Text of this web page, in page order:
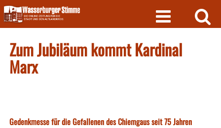
Skip
to
content
Zum Jubiläum kommt Kardinal
Marx
Gedenkmesse für die Gefallenen des Chiemgaus seit 75 Jahren